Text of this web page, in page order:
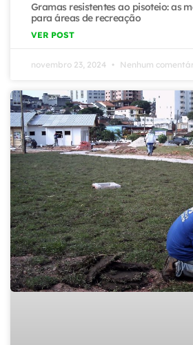
Gramas resistentes ao pisoteio: as
para áreas de recreação
VER POST
novembro 23, 2024 Nenhum